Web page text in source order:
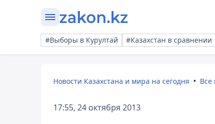
#Выборы в Курултай #Казахстан в сравнении
Новости Казахстана и мира на сегодня Все
17:55, 24 октября 2013